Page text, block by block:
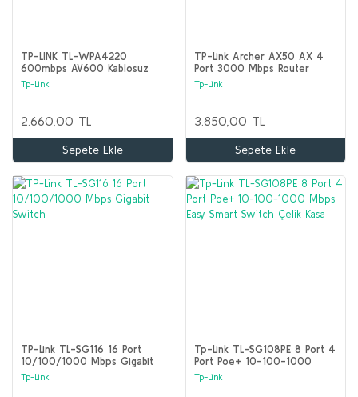
TP-LINK TL-WPA4220
600mbps AV600 Kablosuz
300mbps EV Ofis Tipi
PowerLine Ağ Adaptörü
Tp-Link
2.660,00 TL
Sepete Ekle
TP-Link Archer AX50 AX 4
Port 3000 Mbps Router
Tp-Link
3.850,00 TL
Sepete Ekle
TP-Link TL-SG116 16 Port
10/100/1000 Mbps Gigabit
Switch
Tp-Link
Tp-Link TL-SG108PE 8 Port 4
Port Poe+ 10-100-1000
Mbps Easy Smart Switch
Çelik Kasa
Tp-Link